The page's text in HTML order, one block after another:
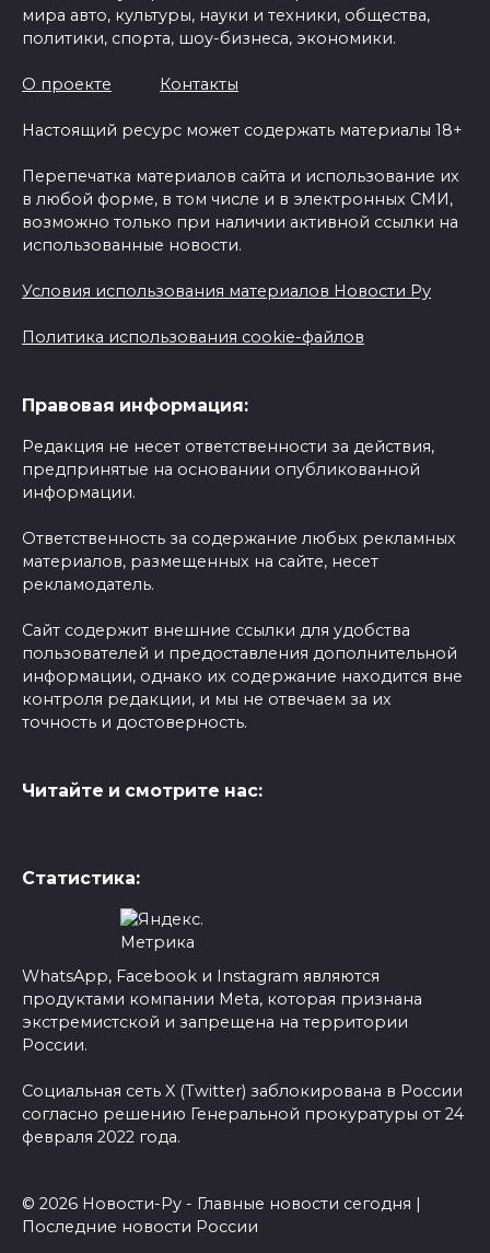
мира авто, культуры, науки и техники, общества,
политики, спорта, шоу-бизнеса, экономики.
О проекте Контакты
Настоящий ресурс может содержать материалы 18+
Перепечатка материалов сайта и использование их
в любой форме, в том числе и в электронных СМИ,
возможно только при наличии активной ссылки на
использованные новости.
Условия использования материалов Новости Ру
Политика использования cookie-файлов
Правовая информация:
Редакция не несет ответственности за действия,
предпринятые на основании опубликованной
информации.
Ответственность за содержание любых рекламных
материалов, размещенных на сайте, несет
рекламодатель.
Сайт содержит внешние ссылки для удобства
пользователей и предоставления дополнительной
информации, однако их содержание находится вне
контроля редакции, и мы не отвечаем за их
точность и достоверность.
Читайте и смотрите нас:
Статистика:
WhatsApp, Facebook и Instagram являются
продуктами компании Meta, которая признана
экстремистской и запрещена на территории
России.
Социальная сеть X (Twitter) заблокирована в России
согласно решению Генеральной прокуратуры от 24
февраля 2022 года.
© 2026 Новости-Ру - Главные новости сегодня |
Последние новости России